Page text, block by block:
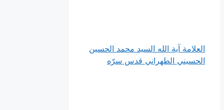
العلامة آیة الله السيد محمد الحسين
الحسيني الطهراني قدس سرّه